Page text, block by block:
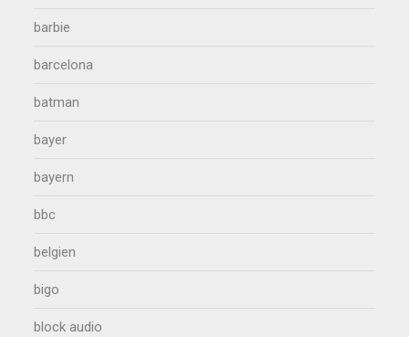
barbie
barcelona
batman
bayer
bayern
bbc
belgien
bigo
block audio